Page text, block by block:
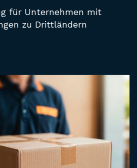
für Unternehmen mit
zu Drittländern